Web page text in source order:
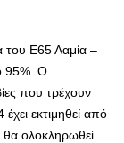
του Ε65 Λαμία –
95%. Ο
που τρέχουν
εκτιμηθεί από
ολοκληρωθεί